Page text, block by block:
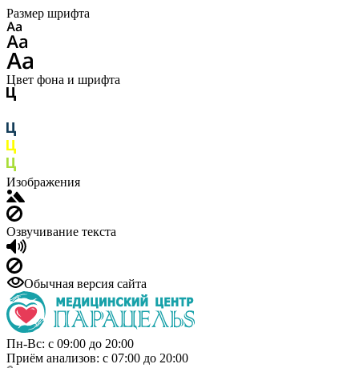
Размер шрифта
Цвет фона и шрифта
Изображения
Озвучивание текста
Обычная версия сайта
Пн-Вс: с 09:00 до 20:00
Приём анализов: с 07:00 до 20:00